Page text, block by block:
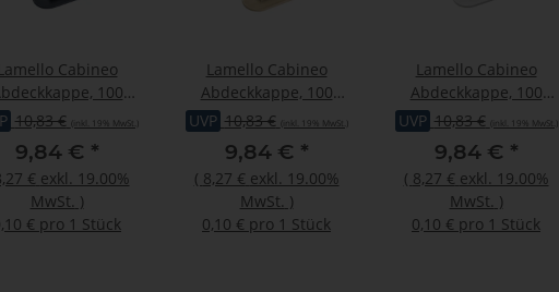
Lamello Cabineo
100
Stück, RAL 9005
10,83 € (inkl. 19% MwSt.)
9,84 € *
€ exkl. 19.00%
MwSt. )
€ pro 1 Stück
Lamello Cabineo
Abdeckkappe, 100
Stück, RAL 1015
hellelfenbein
UVP 10,83 € (inkl. 19% MwSt.)
9,84 € *
( 8,27 € exkl. 19.00%
MwSt. )
0,10 € pro 1 Stück
Lamello Cabineo
Abdeckkappe, 100
Stück, RAL 9018
papyrusweiss
UVP 10,83 € (inkl. 19% MwSt.)
9,84 € *
( 8,27 € exkl. 19.00%
MwSt. )
0,10 € pro 1 Stück